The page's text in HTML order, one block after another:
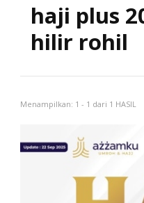
haji plus
hilir rohil
Menampilkan: 1 - 1 dari 1 HASIL